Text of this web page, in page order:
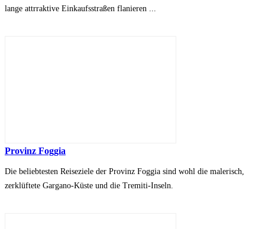
lange attrraktive Einkaufsstraßen flanieren ...
Provinz Foggia
Die beliebtesten Reiseziele der Provinz Foggia sind wohl die malerisch,
zerklüftete Gargano-Küste und die Tremiti-Inseln.